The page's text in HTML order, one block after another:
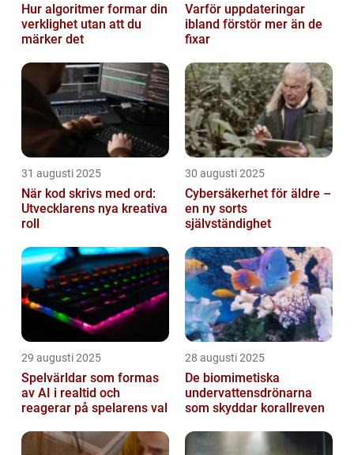
Hur algoritmer formar din
verklighet utan att du
märker det
Varför uppdateringar
ibland förstör mer än de
fixar
31 augusti 2025
När kod skrivs med ord:
Utvecklarens nya kreativa
roll
30 augusti 2025
Cybersäkerhet för äldre –
en ny sorts
självständighet
29 augusti 2025
Spelvärldar som formas
av AI i realtid och
reagerar på spelarens val
28 augusti 2025
De biomimetiska
undervattensdrönarna
som skyddar korallreven